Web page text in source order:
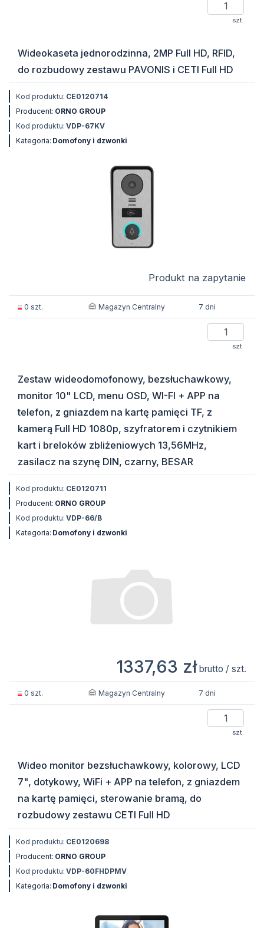
szt.
Wideokaseta jednorodzinna, 2MP Full HD, RFID,
do rozbudowy zestawu PAVONIS i CETI Full HD
Kod produktu: CE0120714
Producent: ORNO GROUP
Kod produktu: VDP-67KV
Kategoria: Domofony i dzwonki
Produkt na zapytanie
0 szt. Magazyn Centralny 7 dni
szt.
Zestaw wideodomofonowy, bezsłuchawkowy,
monitor 10" LCD, menu OSD, WI-FI + APP na
telefon, z gniazdem na kartę pamięci TF, z
kamerą Full HD 1080p, szyfratorem i czytnikiem
kart i breloków zbliżeniowych 13,56MHz,
zasilacz na szynę DIN, czarny, BESAR
Kod produktu: CE0120711
Producent: ORNO GROUP
Kod produktu: VDP-66/B
Kategoria: Domofony i dzwonki
1337,63 zł brutto / szt.
0 szt. Magazyn Centralny 7 dni
szt.
Wideo monitor bezsłuchawkowy, kolorowy, LCD
7", dotykowy, WiFi + APP na telefon, z gniazdem
na kartę pamięci, sterowanie bramą, do
rozbudowy zestawu CETI Full HD
Kod produktu: CE0120698
Producent: ORNO GROUP
Kod produktu: VDP-60FHDPMV
Kategoria: Domofony i dzwonki